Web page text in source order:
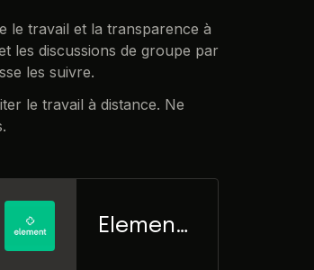
le travail et la transparence à
les discussions de groupe par
les suivre.
le travail à distance. Ne
Element